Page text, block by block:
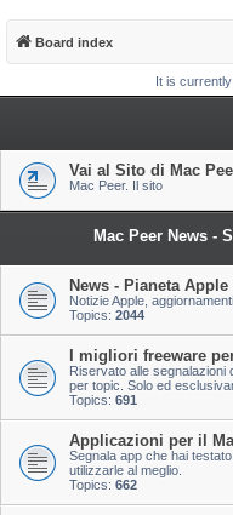
Board index
It is
Vai al Sito di Mac
Mac Peer. Il sito
Mac Peer News -
News - Pianeta
Notizie Apple,
Topics: 2044
I migliori freeware
Riservato alle segnalazioni
per topic. Solo ed
Topics: 691
Applicazioni per il
Segnala app che hai
utilizzarle al meglio.
Topics: 662